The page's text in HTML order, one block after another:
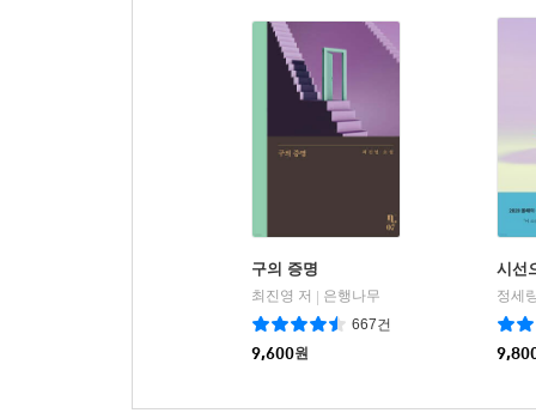
구의 증명
최진영 저
은행나무
667건
9,600원
시선
정세